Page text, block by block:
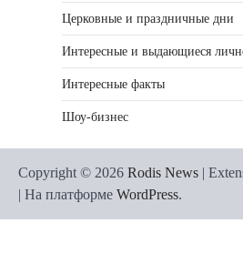
Церковные и праздничные дни
Интересные и выдающиеся
Интересные факты
Шоу-бизнес
Copyright © 2026 Rodis News |
| На платформе WordPress.